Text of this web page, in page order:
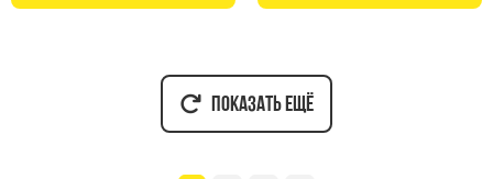
Показать ещё